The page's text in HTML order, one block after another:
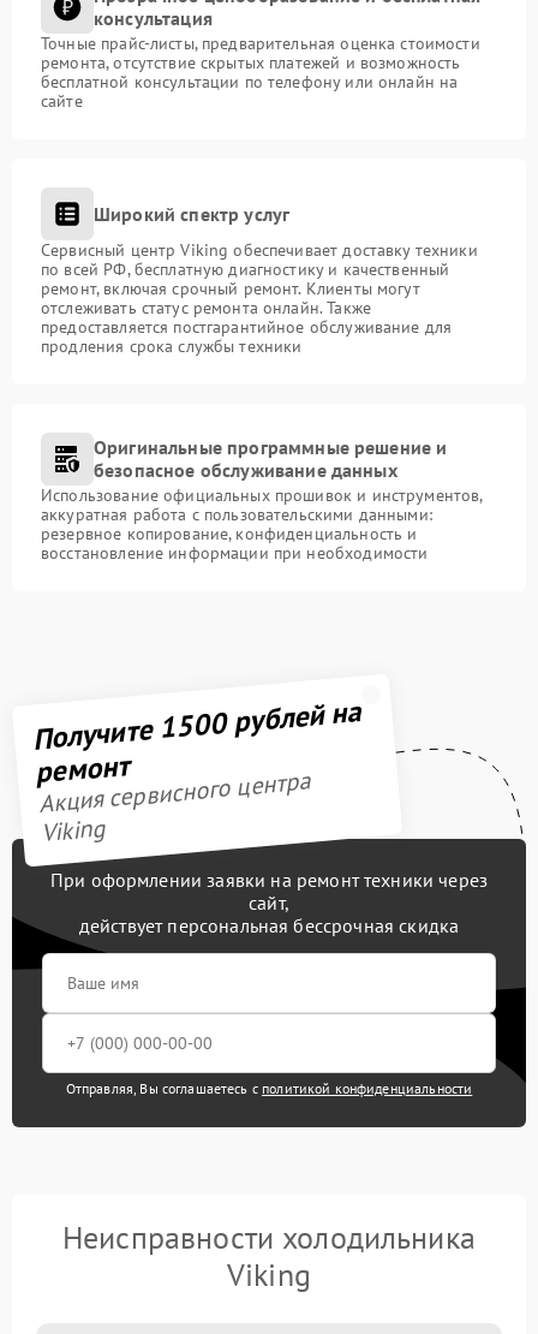
консультация
Точные прайс-листы, предварительная оценка стоимости
ремонта, отсутствие скрытых платежей и возможность
бесплатной консультации по телефону или онлайн на
сайте
Широкий спектр услуг
Сервисный центр Viking обеспечивает доставку техники
по всей РФ, бесплатную диагностику и качественный
ремонт, включая срочный ремонт. Клиенты могут
отслеживать статус ремонта онлайн. Также
предоставляется постгарантийное обслуживание для
продления срока службы техники
Оригинальные программные решение и
безопасное обслуживание данных
Использование официальных прошивок и инструментов,
аккуратная работа с пользовательскими данными:
резервное копирование, конфиденциальность и
восстановление информации при необходимости
Получите 1500 рублей на
ремонт
Акция сервисного центра
Viking
При оформлении заявки на ремонт техники через
сайт,
действует персональная бессрочная скидка
Отправляя, Вы соглашаетесь с политикой конфиденциальности
Неисправности холодильника
Viking